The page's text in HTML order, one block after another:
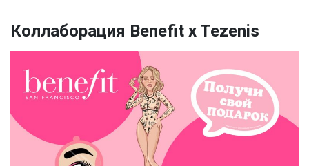
Коллаборация Benefit x Tezenis